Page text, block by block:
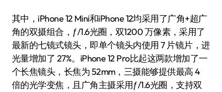
其中，iPhone 12 Mini和iPhone 12均采用了广角+超广
角的双摄组合，ƒ/1.6光圈，双1200 万像素，采用了
最新的七镜式镜头，即单个镜头内使用 7 片镜片，进
光量增加了 27%。iPhone 12 Pro比起这两款增加了一
个长焦镜头，长焦为 52mm，三摄能够提供最高 4
倍的光学变焦，且广角主摄采用ƒ/1.6光圈，支持双